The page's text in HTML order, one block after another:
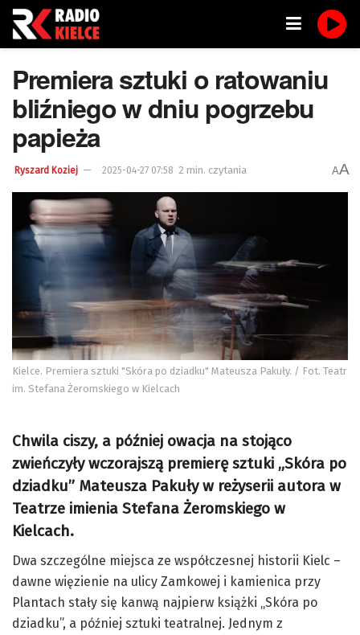
Premiera sztuki o ratowaniu
bliźniego w dniu pogrzebu
papieża
Ryszard Koziej 2025-04-27 07:58 2 min. czytania AA
Kielce. Premiera sztuki "Skóra po dziadku" Mateusza Pakuły. / Fot. Teatr
im. Stefana Żeromskiego w Kielcach
Chwila ciszy, a później owacja na stojąco
zwieńczyły wczorajszą premierę sztuki „Skóra po
dziadku” Mateusza Pakuły w reżyserii autora w
Teatrze imienia Stefana Żeromskiego w
Kielcach.
Dwa szczególne miejsca ze współczesnej historii Kielc –
dawne więzienie na ulicy Zamkowej i kamienica przy
Plantach stały się kanwą najpierw książki „Skóra po
dziadku”, a później sztuki teatralnej. Jednym z